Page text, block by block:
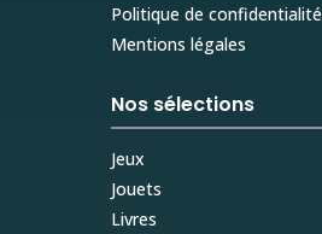
Politique de confidentialité
Mentions légales
Nos sélections
Jeux
Jouets
Livres